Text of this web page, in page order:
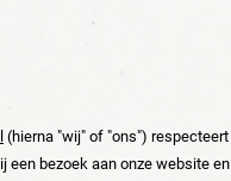
(hierna "wij" of "ons")
een bezoek aan onze website